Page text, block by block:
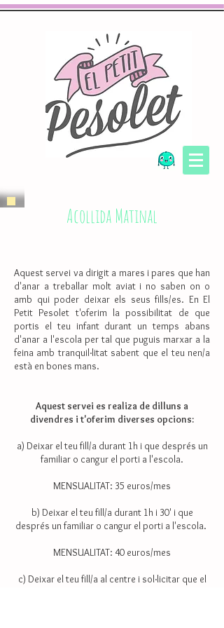
Acollida Matinal
Aquest servei va dirigit a mares i pares que han
d'anar a treballar molt aviat i no saben on o
amb qui poder deixar els seus fills/es. En El
Petit Pesolet t'oferim la possibilitat de que
portis el teu infant durant un temps abans
d'anar a l'escola per tal que puguis marxar a la
feina amb tranquil·litat sabent que el teu nen/a
està en bones mans.
Aquest servei es realiza de dilluns a
divendres i t'oferim diverses opcions:
a) Deixar el teu fill/a durant 1h i que després un
familiar o cangur el porti a l'escola.
MENSUALITAT: 35 euros/mes
b) Deixar el teu fill/a durant 1h i 30' i que
després un familiar o cangur el porti a l'escola.
MENSUALITAT: 40 euros/mes
c) Deixar el teu fill/a al centre i sol·licitar que el